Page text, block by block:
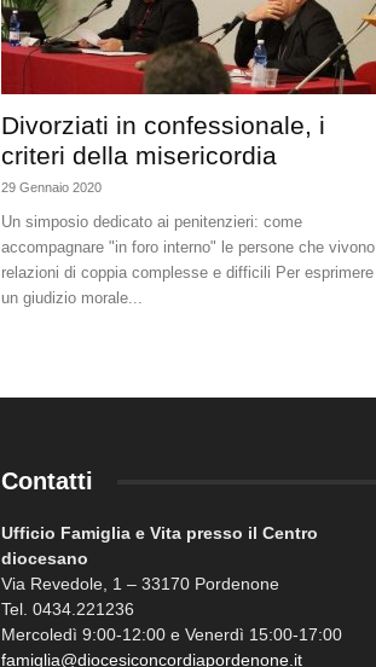
Divorziati in confessionale, i
criteri della misericordia
29 Gennaio 2020
Un simposio dedicato ai penitenzieri: come
accompagnare "in foro interno" le persone che vivono
relazioni di coppia complesse e difficili Per esprimere
un giudizio morale...
Contatti
Ufficio Famiglia e Vita presso il Centro
diocesano
Via Revedole, 1 – 33170 Pordenone
Tel. 0434.221236
Mercoledì 9:00-12:00 e Venerdì 15:00-17:00
famiglia@diocesiconcordiapordenone.it